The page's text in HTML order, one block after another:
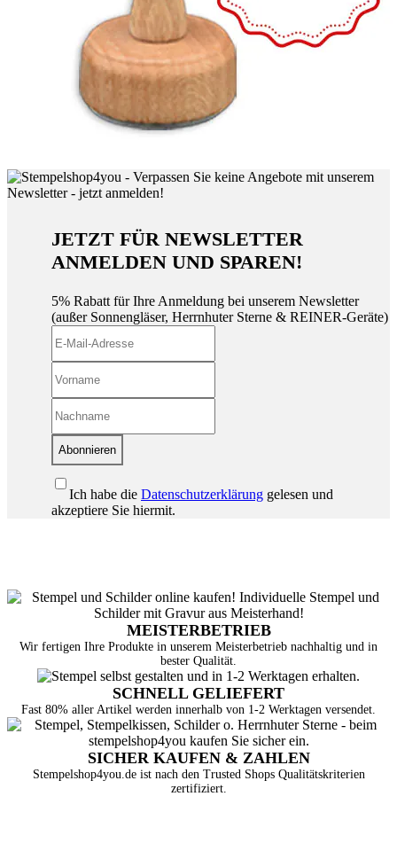
JETZT FÜR NEWSLETTER
ANMELDEN UND SPAREN!
5% Rabatt für Ihre Anmeldung bei unserem Newsletter
(außer Sonnengläser, Herrnhuter Sterne & REINER-Geräte)
Abonnieren
Ich habe die Datenschutzerklärung gelesen und
akzeptiere Sie hiermit.
MEISTERBETRIEB
Wir fertigen Ihre Produkte in unserem Meisterbetrieb nachhaltig und in
bester Qualität.
SCHNELL GELIEFERT
Fast 80% aller Artikel werden innerhalb von 1-2 Werktagen versendet.
SICHER KAUFEN & ZAHLEN
Stempelshop4you.de ist nach den Trusted Shops Qualitätskriterien
zertifiziert.